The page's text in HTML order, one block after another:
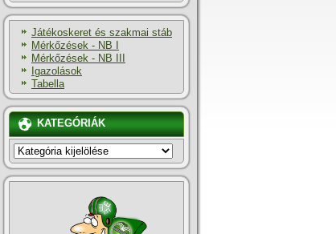
Játékoskeret és szakmai stáb
Mérkőzések - NB I
Mérkőzések - NB III
Igazolások
Tabella
KATEGÓRIÁK
KATEGÓRIÁK